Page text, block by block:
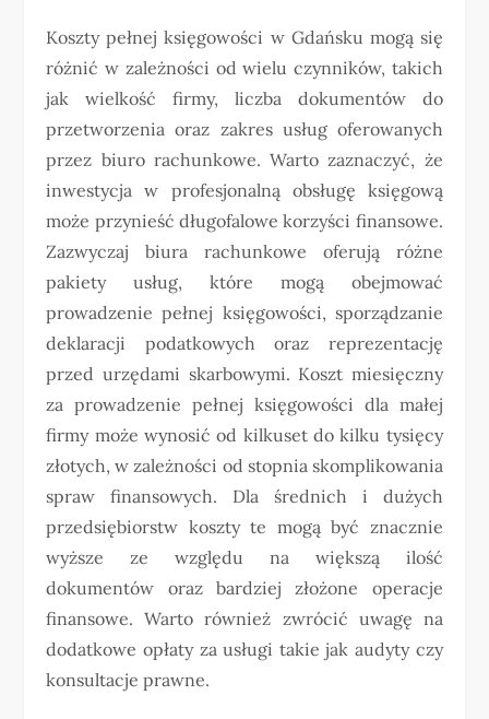
Koszty pełnej księgowości w Gdańsku mogą się
różnić w zależności od wielu czynników, takich
jak wielkość firmy, liczba dokumentów do
przetworzenia oraz zakres usług oferowanych
przez biuro rachunkowe. Warto zaznaczyć, że
inwestycja w profesjonalną obsługę księgową
może przynieść długofalowe korzyści finansowe.
Zazwyczaj biura rachunkowe oferują różne
pakiety usług, które mogą obejmować
prowadzenie pełnej księgowości, sporządzanie
deklaracji podatkowych oraz reprezentację
przed urzędami skarbowymi. Koszt miesięczny
za prowadzenie pełnej księgowości dla małej
firmy może wynosić od kilkuset do kilku tysięcy
złotych, w zależności od stopnia skomplikowania
spraw finansowych. Dla średnich i dużych
przedsiębiorstw koszty te mogą być znacznie
wyższe ze względu na większą ilość
dokumentów oraz bardziej złożone operacje
finansowe. Warto również zwrócić uwagę na
dodatkowe opłaty za usługi takie jak audyty czy
konsultacje prawne.